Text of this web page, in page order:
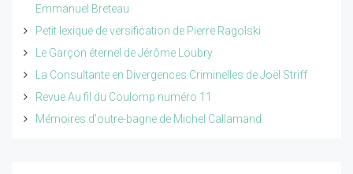
Emmanuel Breteau
Petit lexique de versification de Pierre Ragolski
Le Garçon éternel de Jérôme Loubry
La Consultante en Divergences Criminelles de Joël Striff
Revue Au fil du Coulomp numéro 11
Mémoires d'outre-bagne de Michel Callamand